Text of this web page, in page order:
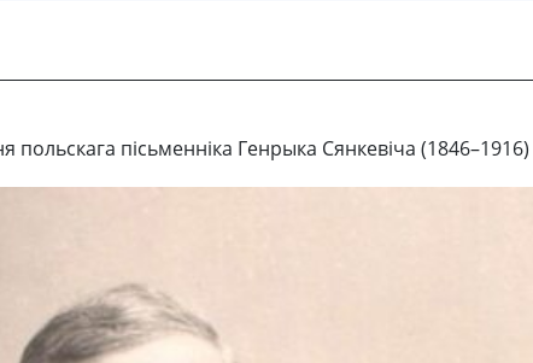
польскага пісьменніка Генрыка Сянкевіча (1846–1916)